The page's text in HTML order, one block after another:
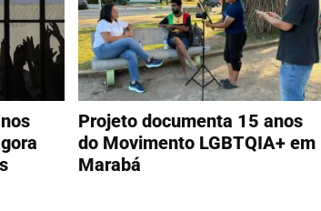
Projeto documenta 15 anos
do Movimento LGBTQIA+ em
Marabá